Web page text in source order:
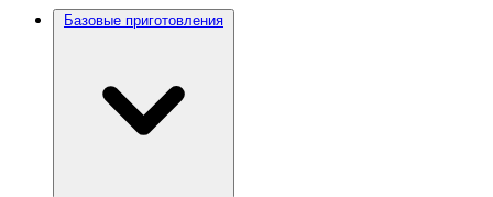
Базовые приготовления